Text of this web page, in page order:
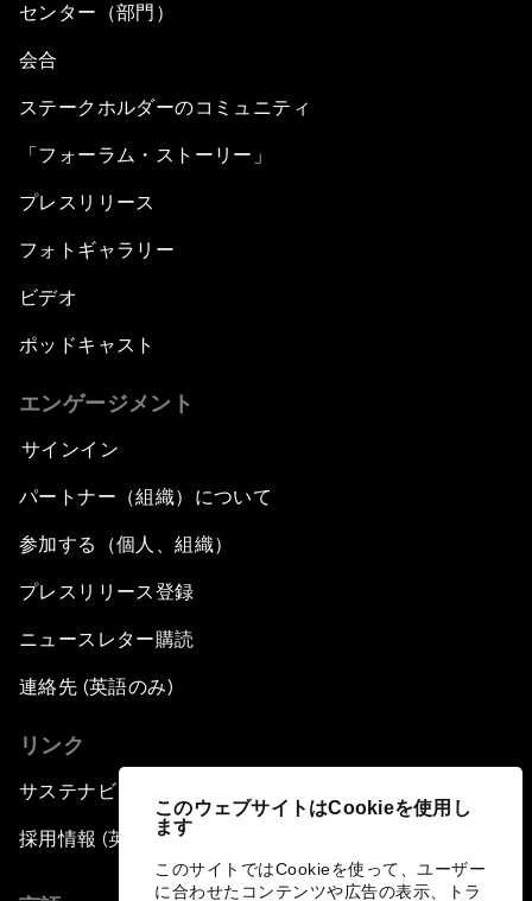
このウェブサイトはCookieを使用し
ます
このサイトではCookieを使って、ユーザー
に合わせたコンテンツや広告の表示、トラ
センター（部門）
会合
ステークホルダーのコミュニティ
「フォーラム・ストーリー」
プレスリリース
フォトギャラリー
ビデオ
ポッドキャスト
エンゲージメント
サインイン
パートナー（組織）について
参加する（個人、組織）
プレスリリース登録
ニュースレター購読
連絡先 (英語のみ)
リンク
サステナビリティへの取り組み
採用情報 (英語のみ)